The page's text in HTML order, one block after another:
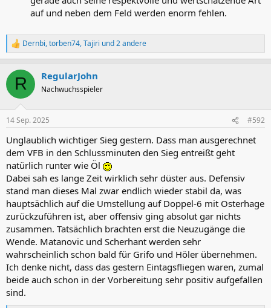
auf und neben dem Feld werden enorm fehlen.
R
e
k
i
e
:
Dernbi,torben74,Tajiri und 2 andere
R RegularJohn
Nachwuchsspieler
14 Sep. 2025 #592
Unglaublich wichtiger Sieg gestern. Dass man ausgerechnet
dem VFB in den Schlussminuten den Sieg entreißt geht
natürlich runter wie Öl
Dabei sah es lange Zeit wirklich sehr düster aus. Defensiv
stand man dieses Mal zwar endlich wieder stabil da, was
hauptsächlich auf die Umstellung auf Doppel-6 mit Osterhage
zurückzuführen ist, aber offensiv ging absolut gar nichts
zusammen. Tatsächlich brachten erst die Neuzugänge die
Wende. Matanovic und Scherhant werden sehr
wahrscheinlich schon bald für Grifo und Höler übernehmen.
Ich denke nicht, dass das gestern Eintagsfliegen waren, zumal
beide auch schon in der Vorbereitung sehr positiv aufgefallen
sind.